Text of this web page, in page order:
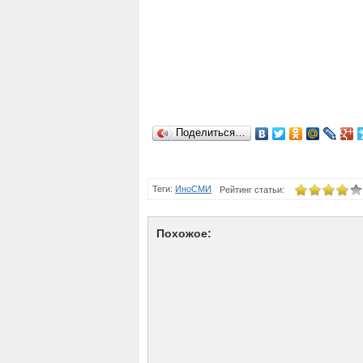
Поделиться…
Теги: ИноСМИ Рейтинг статьи:
Похожое: